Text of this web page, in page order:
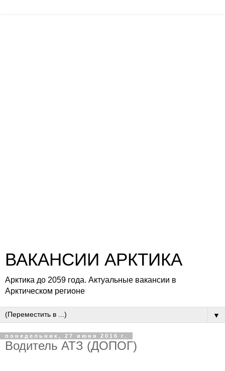
ВАКАНСИИ АРКТИКА
Арктика до 2059 года. Актуальные вакансии в
Арктическом регионе
▼
понедельник, 27 июня 2016 г.
Водитель АТЗ (ДОПОГ)